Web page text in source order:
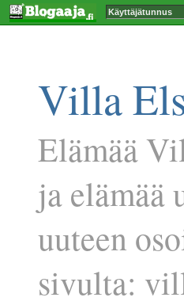
Villa
Elämää
ja elämää
uuteen
sivulta: